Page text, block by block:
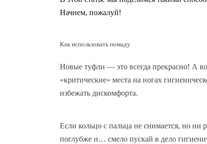
Начнем, пожалуй!
Как использовать помаду
Новые туфли — это всегда прекрасно! А
«критические» места на ногах
избежать дискомфорта.
Если кольцо с пальца не снимается, но ни
поглубже и… смело пускай в дело